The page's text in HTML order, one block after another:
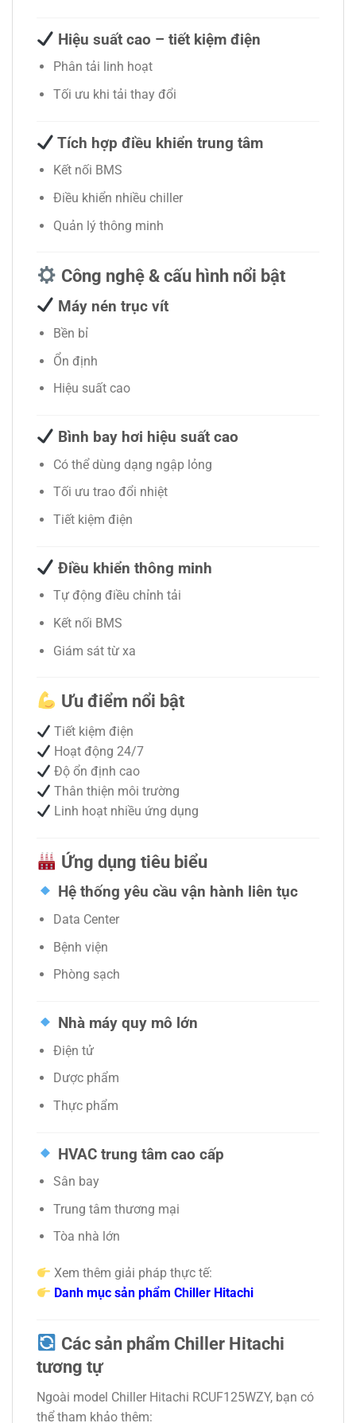
Hiệu suất cao – tiết kiệm điện
Phân tải linh hoạt
Tối ưu khi tải thay đổi
Tích hợp điều khiển trung tâm
Kết nối BMS
Điều khiển nhiều chiller
Quản lý thông minh
Công nghệ & cấu hình nổi bật
Máy nén trục vít
Bền bỉ
Ổn định
Hiệu suất cao
Bình bay hơi hiệu suất cao
Có thể dùng dạng ngập lỏng
Tối ưu trao đổi nhiệt
Tiết kiệm điện
Điều khiển thông minh
Tự động điều chỉnh tải
Kết nối BMS
Giám sát từ xa
Ưu điểm nổi bật
Tiết kiệm điện
Hoạt động 24/7
Độ ổn định cao
Thân thiện môi trường
Linh hoạt nhiều ứng dụng
Ứng dụng tiêu biểu
Hệ thống yêu cầu vận hành liên tục
Data Center
Bệnh viện
Phòng sạch
Nhà máy quy mô lớn
Điện tử
Dược phẩm
Thực phẩm
HVAC trung tâm cao cấp
Sân bay
Trung tâm thương mại
Tòa nhà lớn
Xem thêm giải pháp thực tế:
Danh mục sản phẩm Chiller Hitachi
Các sản phẩm Chiller Hitachi
tương tự
Ngoài model Chiller Hitachi RCUF125WZY, bạn có
thể tham khảo thêm: